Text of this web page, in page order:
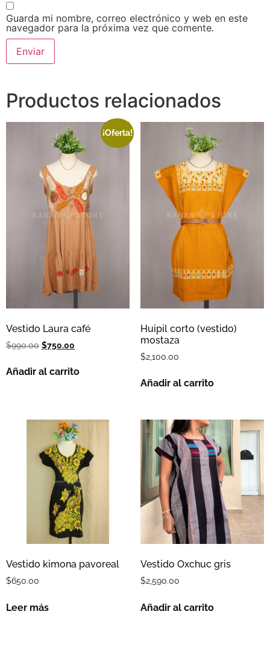
Guarda mi nombre, correo electrónico y web en este
navegador para la próxima vez que comente.
Productos relacionados
¡Oferta!
Vestido Laura café
$990.00 $750.00
Añadir al carrito
Huipil corto (vestido)
mostaza
$2,100.00
Añadir al carrito
Vestido kimona pavoreal
$650.00
Leer más
Vestido Oxchuc gris
$2,590.00
Añadir al carrito